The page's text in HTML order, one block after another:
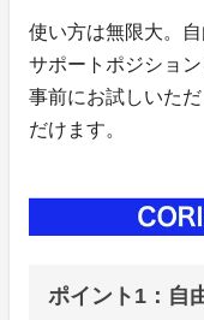
使い方は無限大。
サポートポジショ
事前にお試しいた
だけます。
ポイント1：自